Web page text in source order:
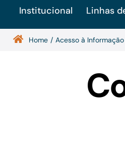
Institucional Linhas
Home Acesso à Informação